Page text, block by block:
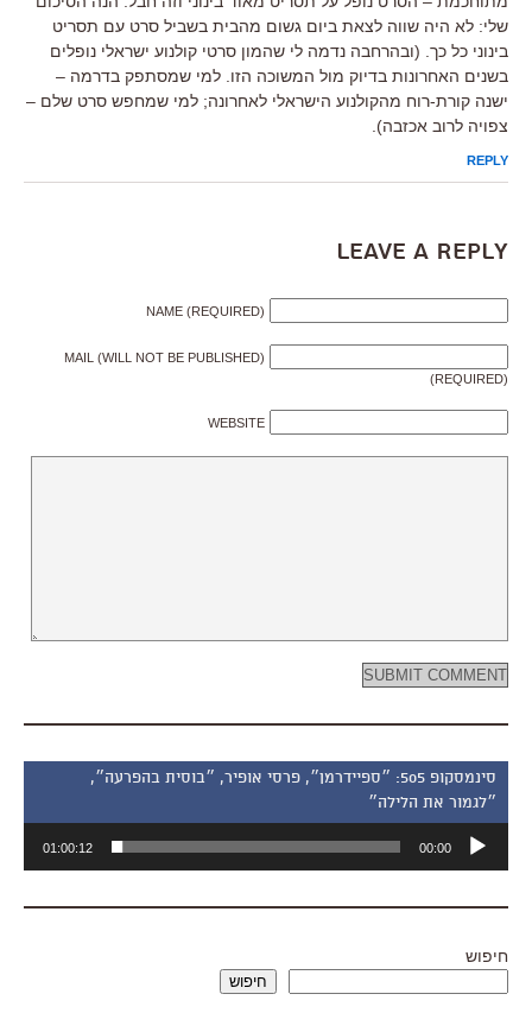
שלי: לא היה שווה לצאת ביום גשום מהבית בשביל סרט עם תסריט
בינוני כל כך. (ובהרחבה נדמה לי שהמון סרטי קולנוע ישראלי נופלים
בשנים האחרונות בדיוק מול המשוכה הזו. למי שמסתפק בדרמה –
ישנה קורת-רוח מהקולנוע הישראלי לאחרונה; למי שמחפש סרט שלם –
צפויה לרוב אכזבה).
REPLY
Leave a Reply
NAME (REQUIRED)
MAIL (WILL NOT BE PUBLISHED)
(REQUIRED)
WEBSITE
סינמסקופ 505: ״ספיידרמן״, פרסי אופיר, ״בוסית בהפרעה״,
״לגמור את הלילה״
אודיו
00:00
01:00:12
חיפוש
חיפוש